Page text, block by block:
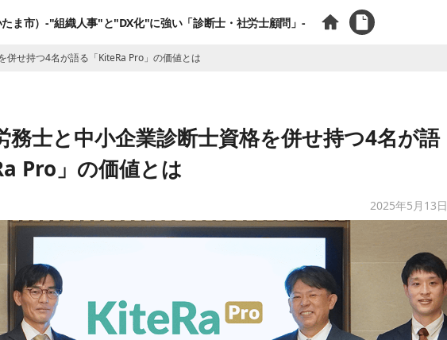
ま市）-"組織人事"と"DX化"に強い「診断士・社労士顧問」-
併せ持つ4名が語る「KiteRa Pro」の価値とは
務士と中小企業診断士資格を併せ持つ4名が語
Pro」の価値とは
2025年5月13日